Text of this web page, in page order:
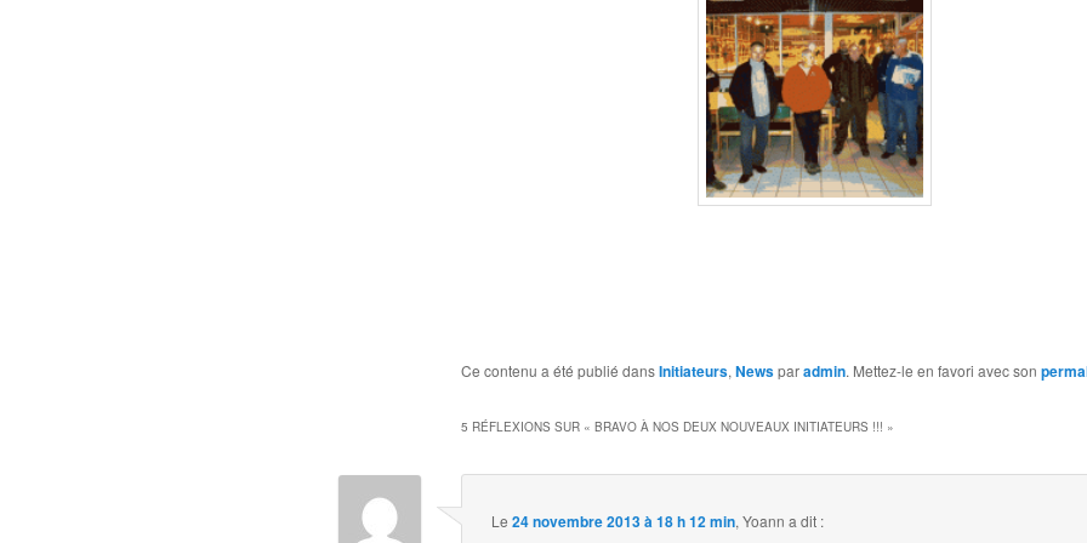
Ce contenu a été publié dansInitiateurs, Newsparadmin. Mettez-le en favori avec son
5 RÉFLEXIONS SUR « BRAVO À NOS DEUX NOUVEAUX INITIATEURS !!! »
Le24 novembre 2013 à 18 h 12 min,Yoann a dit :